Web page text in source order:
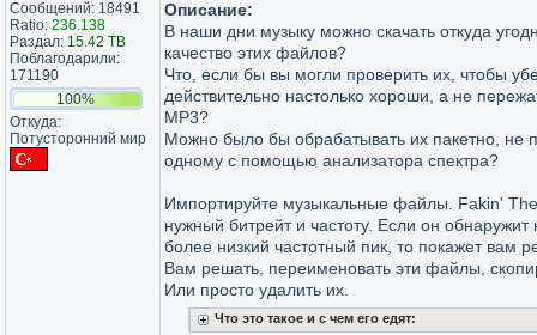
Сообщений: 18491
Ratio: 236.138
Раздал: 15.42 TB
Поблагодарили:
171190
100%
Откуда:
Потусторонний мир
Описание:
В наши дни музыку можно скачать откуда
качество этих файлов?
Что, если бы вы могли проверить их, чтобы
действительно настолько хороши, а не
MP3?
Можно было бы обрабатывать их пакетно, не
одному с помощью анализатора спектра?
Импортируйте музыкальные файлы. Fakin'
нужный битрейт и частоту. Если он
более низкий частотный пик, то покажет вам
Вам решать, переименовать эти файлы,
Или просто удалить их.
Что это такое и с чем его едят: